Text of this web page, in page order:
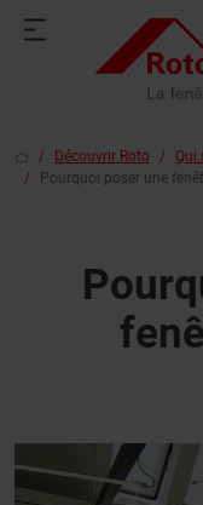
Découvrir Roto Qui
Pourquoi poser une